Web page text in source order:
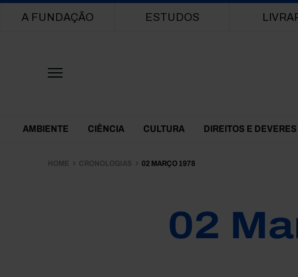
Main navigation
A FUNDAÇÃO ESTUDOS
Themes Menu
AMBIENTE CIÊNCIA CULTURA DIREITOS E DEVERES
HOME CRONOLOGIAS 02 MARÇO 1978
02